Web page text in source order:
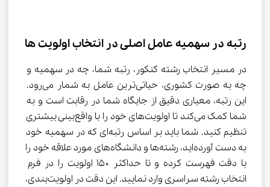
رتبه در سهمیه عامل اصلی در انتخاب اولویت‌ ها
در مسیر انتخاب رشته کنکور، رتبه شما، چه در سهمیه و
چه به صورت کشوری، حیاتی‌ترین عامل به شمار می‌رود.
این رتبه، معیاری دقیق از جایگاه شما در رقابت است و به
شما کمک می‌کند تا اولویت‌های خود را با واقع‌بینی بیشتری
تنظیم کنید. شما باید بر اساس رتبه‌ای که در سهمیه خود
به دست آورده‌اید، رشته‌ها و دانشگاه‌های مورد علاقه خود را
با دقت فهرست کرده و تا حداکثر ۱۵۰ اولویت را در فرم
انتخاب رشته سراسری وارد نمایید. این دقت در اولویت‌بندی،